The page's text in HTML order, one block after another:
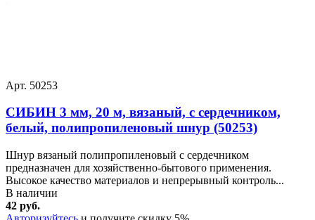
Арт. 50253
СИБИН 3 мм, 20 м, вязаный, с сердечником,
белый, полипропиленовый шнур (50253)
Шнур вязаный полипропиленовый с сердечником
предназначен для хозяйственно-бытового применения.
Высокое качество материалов и непрерывный контроль...
В наличии
42 руб.